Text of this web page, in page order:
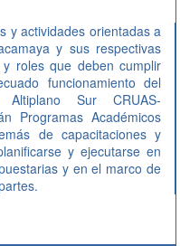
y actividades orientadas a
y sus respectivas
roles que deben cumplir
funcionamiento del
Altiplano Sur CRUAS-
Programas Académicos
de capacitaciones y
y ejecutarse en
y en el marco de